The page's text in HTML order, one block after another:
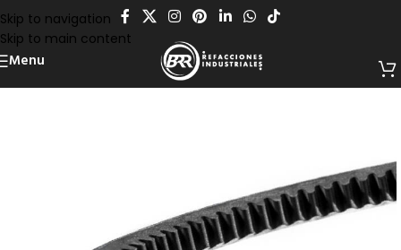
Skip to navigation
Skip to main content
Menu